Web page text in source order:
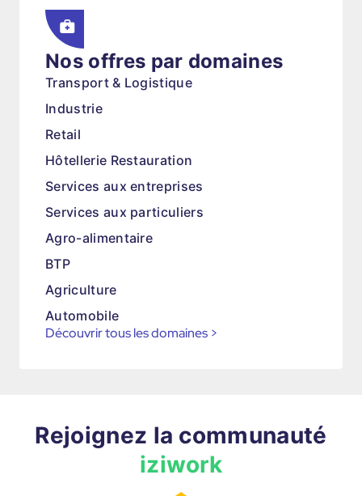
Nos offres par domaines
Transport & Logistique
Industrie
Retail
Hôtellerie Restauration
Services aux entreprises
Services aux particuliers
Agro-alimentaire
BTP
Agriculture
Automobile
Découvrir tous les domaines >
Rejoignez la communauté
iziwork